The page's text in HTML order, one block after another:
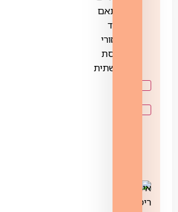
בהתאם
לציוד
ובאזורי
פריסת
התשתית